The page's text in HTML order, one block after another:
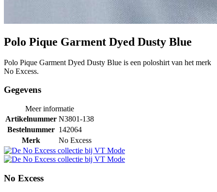
Polo Pique Garment Dyed Dusty Blue
Polo Pique Garment Dyed Dusty Blue is een poloshirt van het merk
No Excess.
Gegevens
Meer informatie
Artikelnummer N3801-138
Bestelnummer 142064
Merk
No Excess
No Excess